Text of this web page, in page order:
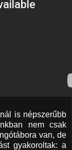
is népszerűbb
nem csak
van, de
gyakoroltak: a